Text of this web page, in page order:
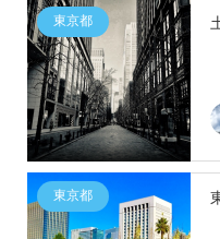
東京都
東京都